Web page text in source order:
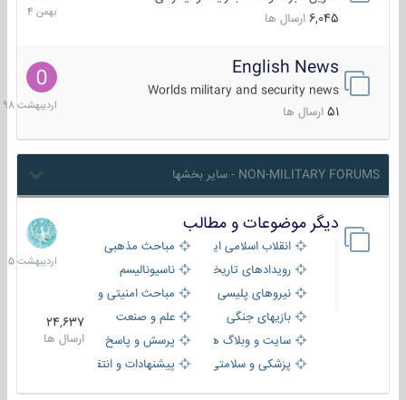
6,045 ارسال ها
1404
English News
Worlds military and security news
51 ارسال ها
10
1398
NON-MILITARY FORUMS - سایر بخشها
دیگر موضوعات و مطالب
انقلاب اسلامی ایران
مباحث مذهبی
رویدادهای تاریخی و مذهبیناسیونالیسم
نیروهای پلیسی
مباحث امنیتی و اطلاعاتی
بازیهای جنگی
علم و صنعت
سایت و وبلاگ ها
پرسش و پاسخ
پزشکی و سلامتی
پیشنهادات و انتقادات
24,637
ارسال ها
8
1405